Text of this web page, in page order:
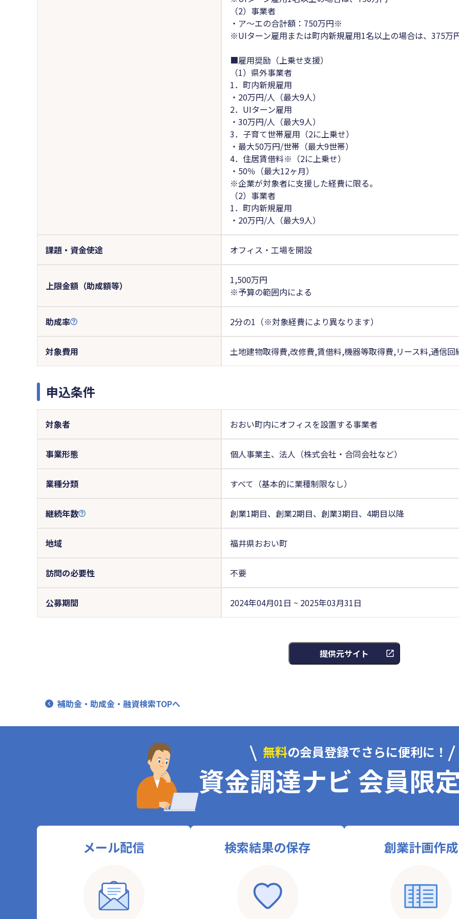
（2）事業者
・ア～エの合計額：750万円※
※UIターン雇用または町内新規雇用1名以上の場合は、375万
■雇用奨励（上乗せ支援）
（1）県外事業者
1．町内新規雇用
・20万円/人（最大9人）
2．UIターン雇用
・30万円/人（最大9人）
3．子育て世帯雇用（2に上乗せ）
・最大50万円/世帯（最大9世帯）
4．住居賃借料※（2に上乗せ）
・50％（最大12ヶ月）
※企業が対象者に支援した経費に限る。
（2）事業者
1．町内新規雇用
・20万円/人（最大9人）
課題・資金使途 オフィス・工場を開設
上限金額（助成額等）
1,500万円
※予算の範囲内による
助成率 2分の1（※対象経費により異なります）
対象費用 土地建物取得費,改修費,賃借料,機器等取得費,リース料,通信回
申込条件
対象者 おおい町内にオフィスを設置する事業者
事業形態 個人事業主、法人（株式会社・合同会社など）
業種分類 すべて（基本的に業種制限なし）
継続年数 創業1期目、創業2期目、創業3期目、4期目以降
地域 福井県おおい町
訪問の必要性 不要
公募期間 2024年04月01日 ~ 2025年03月31日
提供元サイト
補助金・助成金・融資検索TOPへ
無料の会員登録でさらに便利に！
資金調達ナビ 会員限
メール配信 検索結果の保存 創業計画作成